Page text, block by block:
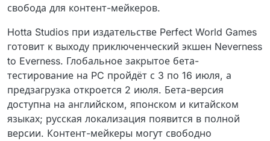
свобода для контент-мейкеров.
Hotta Studios при издательстве Perfect World Games
готовит к выходу приключенческий экшен Neverness
to Everness. Глобальное закрытое бета-
тестирование на PC пройдёт с 3 по 16 июля, а
предзагрузка откроется 2 июля. Бета-версия
доступна на английском, японском и китайском
языках; русская локализация появится в полной
версии. Контент-мейкеры могут свободно